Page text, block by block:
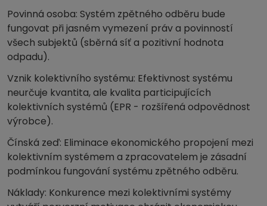
Povinná osoba: Systém zpětného odběru bude
fungovat při jasném vymezení práv a povinností
všech subjektů (sběrná síť a pozitivní hodnota
odpadu).
Vznik kolektivního systému: Efektivnost systému
neurčuje kvantita, ale kvalita participujících
kolektivních systémů (EPR - rozšířená odpovědnost
výrobce).
Čínská zeď: Eliminace ekonomického propojení mezi
kolektivním systémem a zpracovatelem je zásadní
podmínkou fungování systému zpětného odběru.
Náklady: Konkurence mezi kolektivními systémy